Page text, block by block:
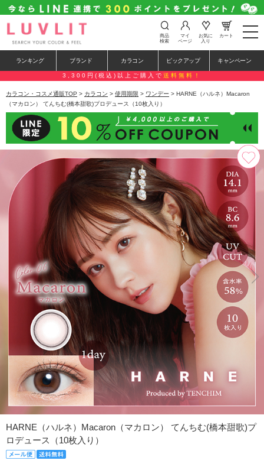
t
o
e
n
a
i
o
n
商品
検索
マイ
ページ
お気に
入り
カート
ランキング ブランド カラコン ピックアップ キャンペーン
3,300円(税込)以上ご購入で 送料無料！
カラコン・コスメ通販TOP > カラコン > 使用期限 > ワンデー > HARNE（ハルネ）Macaron
（マカロン） てんちむ(橋本甜歌)プロデュース（10枚入り）
HARNE（ハルネ）Macaron（マカロン） てんちむ(橋本甜歌)プ
ロデュース（10枚入り）